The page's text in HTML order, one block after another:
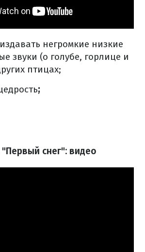
издавать негромкие низкие
звуки (о голубе, горлице и
птицах;
;
снег": видео